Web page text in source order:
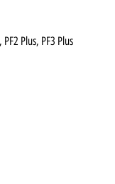
Plus, PF3 Plus